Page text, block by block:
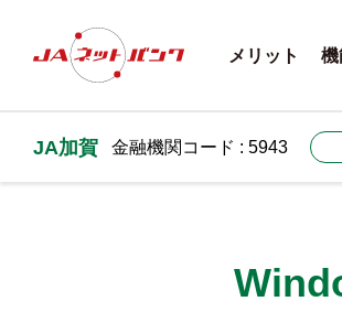
メリット 機
JA加賀 金融機関コード : 5943